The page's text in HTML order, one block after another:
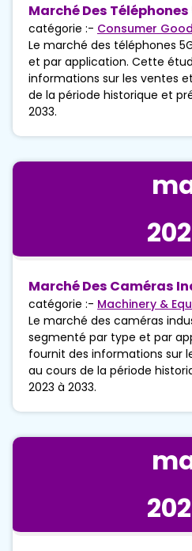
Marché Des Téléphones
catégorie :- Consumer
Le marché des téléphones
et par application. Cette
informations sur les ventes
de la période historique et
2033.
Marché Des Caméras
catégorie :- Machinery &
Le marché des caméras
segmenté par type et par
fournit des informations sur
au cours de la période
2023 à 2033.